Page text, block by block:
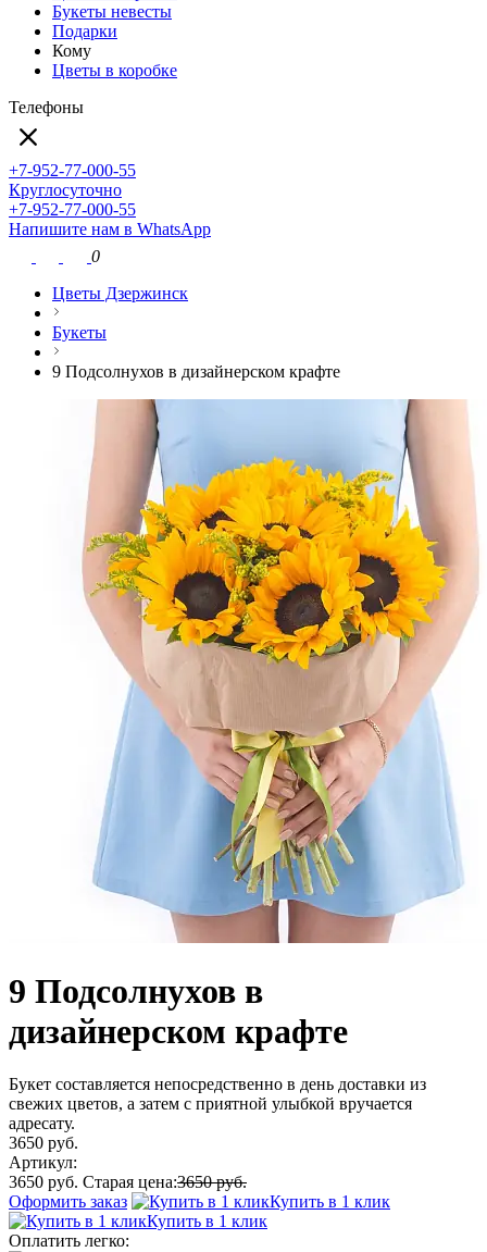
Букеты невесты
Подарки
Кому
Цветы в коробке
Телефоны
+7-952-77-000-55
Круглосуточно
+7-952-77-000-55
Напишите нам в WhatsApp
0
Цветы Дзержинск
Букеты
9 Подсолнухов в дизайнерском крафте
9 Подсолнухов в
дизайнерском крафте
Букет составляется непосредственно в день доставки из
свежих цветов, а затем с приятной улыбкой вручается
адресату.
3650 руб.
Артикул:
3650 руб. Старая цена:3650 руб.
Оформить заказ
Купить в 1 клик
Купить в 1 клик
Оплатить легко: